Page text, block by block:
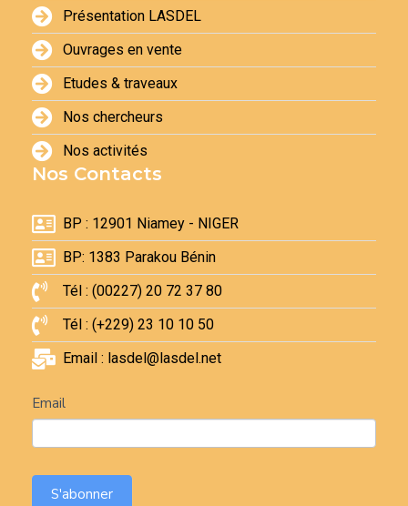
Présentation LASDEL
Ouvrages en vente
Etudes & traveaux
Nos chercheurs
Nos activités
Nos Contacts
BP : 12901 Niamey - NIGER
BP: 1383 Parakou Bénin
Tél : (00227) 20 72 37 80
Tél : (+229) 23 10 10 50
Email : lasdel@lasdel.net
Newsletter
Email
S'abonner